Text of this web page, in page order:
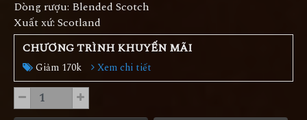
Dòng rượu: Blended Scotch
Xuất xứ: Scotland
CHƯƠNG TRÌNH KHUYẾN MÃI
Giảm 170k Xem chi tiết